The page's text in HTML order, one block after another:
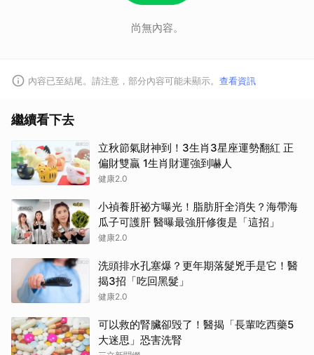
尚無內容。
內容已至結尾。請注意，部分內容可能未顯示。 查看資訊
繼續看下去
立秋節氣財神到！3生肖3星座運勢翻紅 正
偏財雙贏 1生肖財運強到嚇人
健康2.0
小禎養肝祕方曝光！脂肪肝全消失？海帶海
瓜子可護肝 醫曝最強肝修復是「這招」
健康2.0
洗頭排水孔塞爆？更年期落髮兇手是它！醫
揭3招「吃回黑髮」
健康2.0
可以救的腎臟卻毁了！醫揭「長輩吃西藥5
大迷思」恐害洗腎